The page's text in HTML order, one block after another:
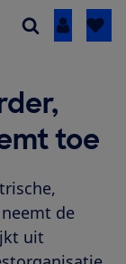
Inloggen
toe
de
uit